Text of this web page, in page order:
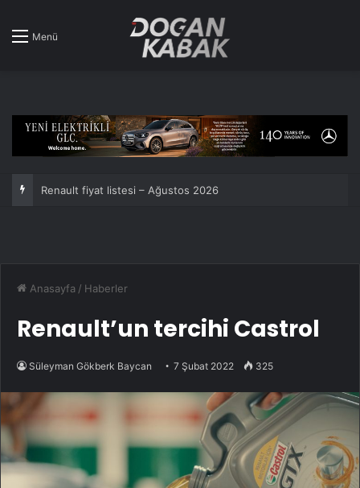
Menü
Anasayfa / Haberler
Renault’un tercihi Castrol
Süleyman Gökberk Baycan 7 Şubat 2022 325